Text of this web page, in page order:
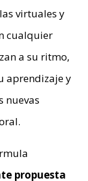
virtuales y
cualquier
a su ritmo,
aprendizaje y
nuevas
propuesta